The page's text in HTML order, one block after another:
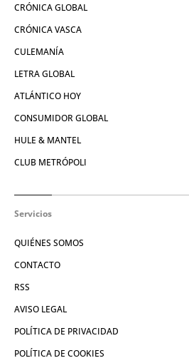
CRÓNICA GLOBAL
CRÓNICA VASCA
CULEMANÍA
LETRA GLOBAL
ATLÁNTICO HOY
CONSUMIDOR GLOBAL
HULE & MANTEL
CLUB METRÓPOLI
Servicios
QUIÉNES SOMOS
CONTACTO
RSS
AVISO LEGAL
POLÍTICA DE PRIVACIDAD
POLÍTICA DE COOKIES